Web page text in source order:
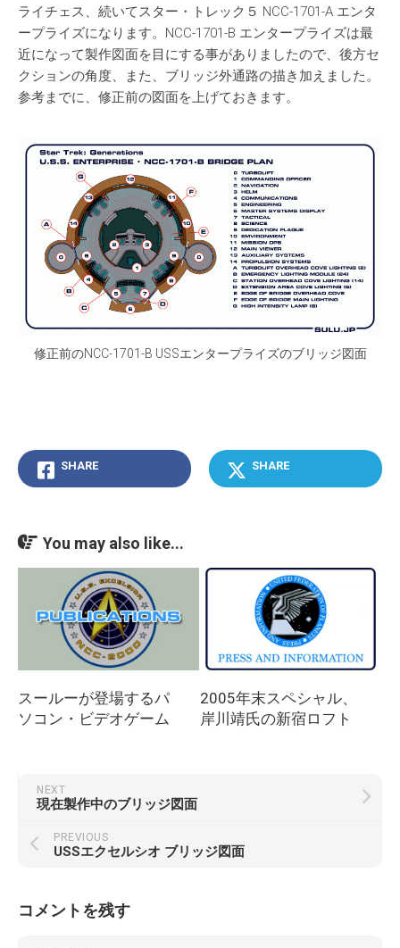
ライチェス、続いてスター・トレック５ NCC-1701-A エンタ
ープライズになります。NCC-1701-B エンタープライズは最
近になって製作図面を目にする事がありましたので、後方セ
クションの角度、また、ブリッジ外通路の描き加えました。
参考までに、修正前の図面を上げておきます。
修正前のNCC-1701-B USSエンタープライズのブリッジ図面
SHARE SHARE
You may also like...
スールーが登場するパ
ソコン・ビデオゲーム
2005年末スペシャル、
岸川靖氏の新宿ロフト
NEXT
現在製作中のブリッジ図面
PREVIOUS
USSエクセルシオ ブリッジ図面
コメントを残す